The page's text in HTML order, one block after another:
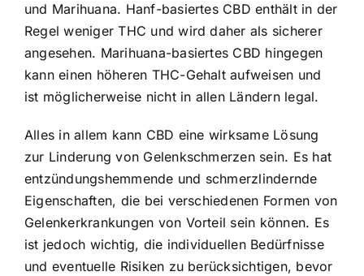
und Marihuana. Hanf-basiertes CBD enthält in der
Regel weniger THC und wird daher als sicherer
angesehen. Marihuana-basiertes CBD hingegen
kann einen höheren THC-Gehalt aufweisen und
ist möglicherweise nicht in allen Ländern legal.
Alles in allem kann CBD eine wirksame Lösung
zur Linderung von Gelenkschmerzen sein. Es hat
entzündungshemmende und schmerzlindernde
Eigenschaften, die bei verschiedenen Formen von
Gelenkerkrankungen von Vorteil sein können. Es
ist jedoch wichtig, die individuellen Bedürfnisse
und eventuelle Risiken zu berücksichtigen, bevor